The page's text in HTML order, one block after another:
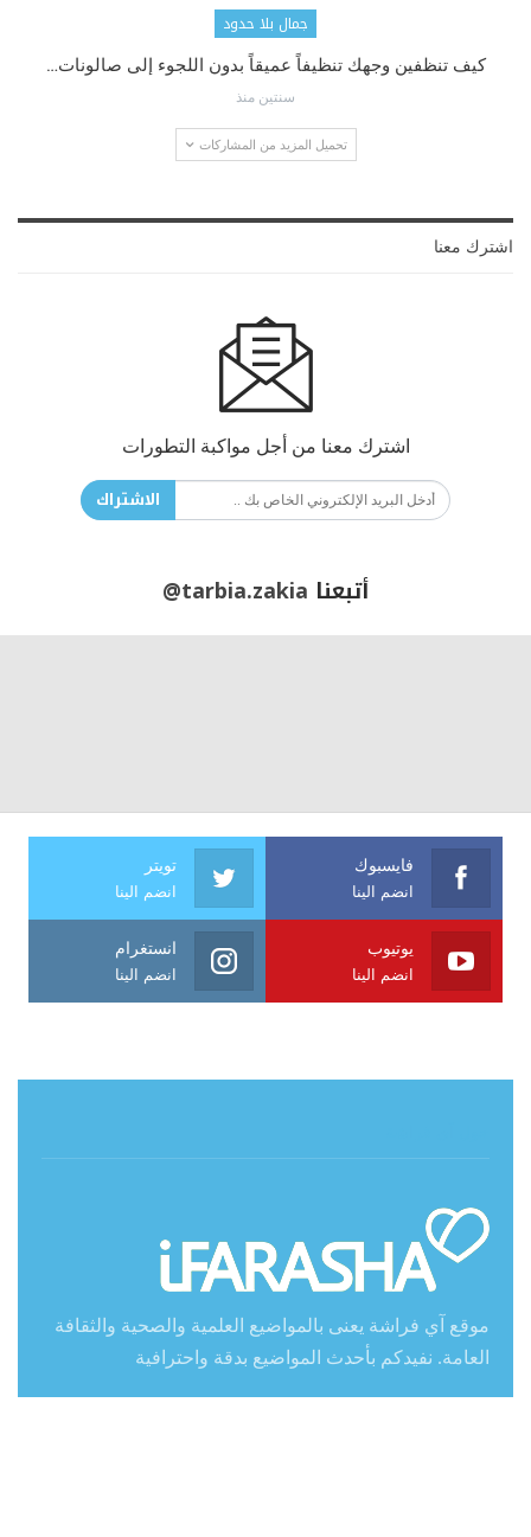
جمال بلا حدود
كيف تنظفين وجهك تنظيفاً عميقاً بدون اللجوء إلى صالونات…
سنتين منذ
تحميل المزيد من المشاركات
اشترك معنا
اشترك معنا من أجل مواكبة التطورات
الاشتراك
أتبعنا @tarbia.zakia
فايسبوك
انضم الينا
تويتر
انضم الينا
يوتيوب
انضم الينا
انستغرام
انضم الينا
موقع آي فراشة يعنى بالمواضيع العلمية والصحية والثقافة
العامة. نفيدكم بأحدث المواضيع بدقة واحترافية